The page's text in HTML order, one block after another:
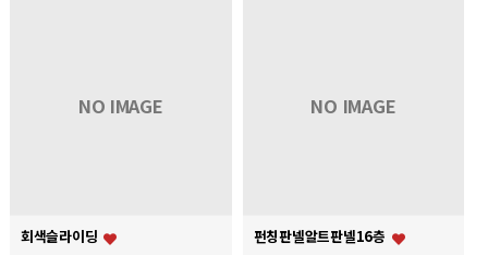
NO IMAGE
회색슬라이딩
NO IMAGE
펀칭판넬알트판넬16층